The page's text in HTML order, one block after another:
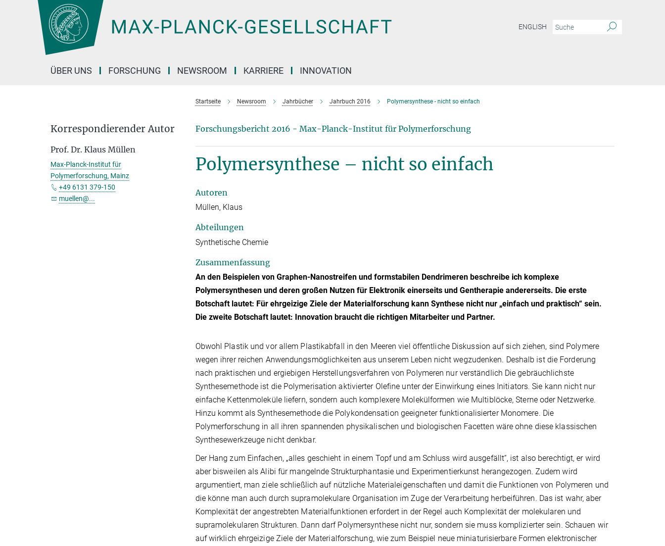
Hauptinhalt
ENGLISH
ÜBER UNS FORSCHUNG NEWSROOM KARRIERE INNOVATION
Startseite Newsroom Jahrbücher Jahrbuch 2016 Polymersynthese - nicht so einfach
Forschungsbericht 2016 - Max-Planck-Institut für Polymerforschung
Polymersynthese – nicht so einfach
Autoren
Müllen, Klaus
Abteilungen
Synthetische Chemie
Zusammenfassung
An den Beispielen von Graphen-Nanostreifen und formstabilen Dendrimeren beschreibe ich komplexe
Polymersynthesen und deren großen Nutzen für Elektronik einerseits und Gentherapie andererseits. Die erste
Botschaft lautet: Für ehrgeizige Ziele der Materialforschung kann Synthese nicht nur „einfach und praktisch“ sein.
Die zweite Botschaft lautet: Innovation braucht die richtigen Mitarbeiter und Partner.
Obwohl Plastik und vor allem Plastikabfall in den Meeren viel öffentliche Diskussion auf sich ziehen, sind Polymere
wegen ihrer reichen Anwendungsmöglichkeiten aus unserem Leben nicht wegzudenken. Deshalb ist die Forderung
nach praktischen und ergiebigen Herstellungsverfahren von Polymeren nur verständlich Die gebräuchlichste
Synthesemethode ist die Polymerisation aktivierter Olefine unter der Einwirkung eines Initiators. Sie kann nicht nur
einfache Kettenmoleküle liefern, sondern auch komplexere Molekülformen wie Multiblöcke, Sterne oder Netzwerke.
Hinzu kommt als Synthesemethode die Polykondensation geeigneter funktionalisierter Monomere. Die
Polymerforschung in all ihren spannenden physikalischen und biologischen Facetten wäre ohne diese klassischen
Synthesewerkzeuge nicht denkbar.
Der Hang zum Einfachen, „alles geschieht in einem Topf und am Schluss wird ausgefällt“, ist also berechtigt, er wird
aber bisweilen als Alibi für mangelnde Strukturphantasie und Experimentierkunst herangezogen. Zudem wird
argumentiert, man ziele schließlich auf nützliche Materialeigenschaften und damit die Funktionen von Polymeren und
die könne man auch durch supramolekulare Organisation im Zuge der Verarbeitung herbeiführen. Das ist wahr, aber
Komplexität der angestrebten Materialfunktionen erfordert in der Regel auch Komplexität der molekularen und
supramolekularen Strukturen. Dann darf Polymersynthese nicht nur, sondern sie muss komplizierter sein. Schauen wir
auf wirklich ehrgeizige Ziele der Materialforschung, wie zum Beispiel neue miniaturisierbare Formen elektronischer
Korrespondierender Autor
Prof. Dr. Klaus Müllen
Max-Planck-Institut für
Polymerforschung, Mainz
+49 6131 379-150
muellen@...